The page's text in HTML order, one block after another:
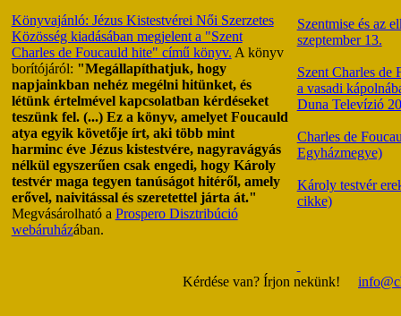
Könyvajánló: Jézus Kistestvérei Női Szerzetes
Közösség kiadásában megjelent a "Szent
Charles de Foucauld hite" című könyv. A könyv
borítójáról: "Megállapíthatjuk, hogy
napjainkban nehéz megélni hitünket, és
létünk értelmével kapcsolatban kérdéseket
teszünk fel. (...) Ez a könyv, amelyet Foucauld
atya egyik követője írt, aki több mint
harminc éve Jézus kistestvére, nagyravágyás
nélkül egyszerűen csak engedi, hogy Károly
testvér maga tegyen tanúságot hitéről, amely
erővel, naivitással és szeretettel járta át."
Megvásárolható a Prospero Disztribúció
webáruházában.
Szentmise és az
szeptember 13.
Szent Charles de
a vasadi
Duna Televízió
Charles de
Egyházmegye)
Károly testvér
cikke)
Kérdése van? Írjon nekünk!